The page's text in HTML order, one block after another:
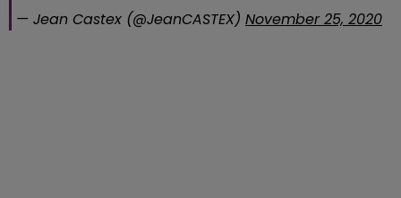
— Jean Castex (@JeanCASTEX) November 25, 2020